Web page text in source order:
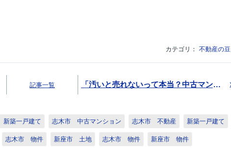
カテゴリ： 不動産の
記事一覧 「汚いと売れないって本当？中古マンション売却の工夫についても解説」
築一戸建て 志木市 中古マンション 志木市 不動産 新築一戸建て
志木市 物件 新座市 土地 志木市 物件 新座市 物件